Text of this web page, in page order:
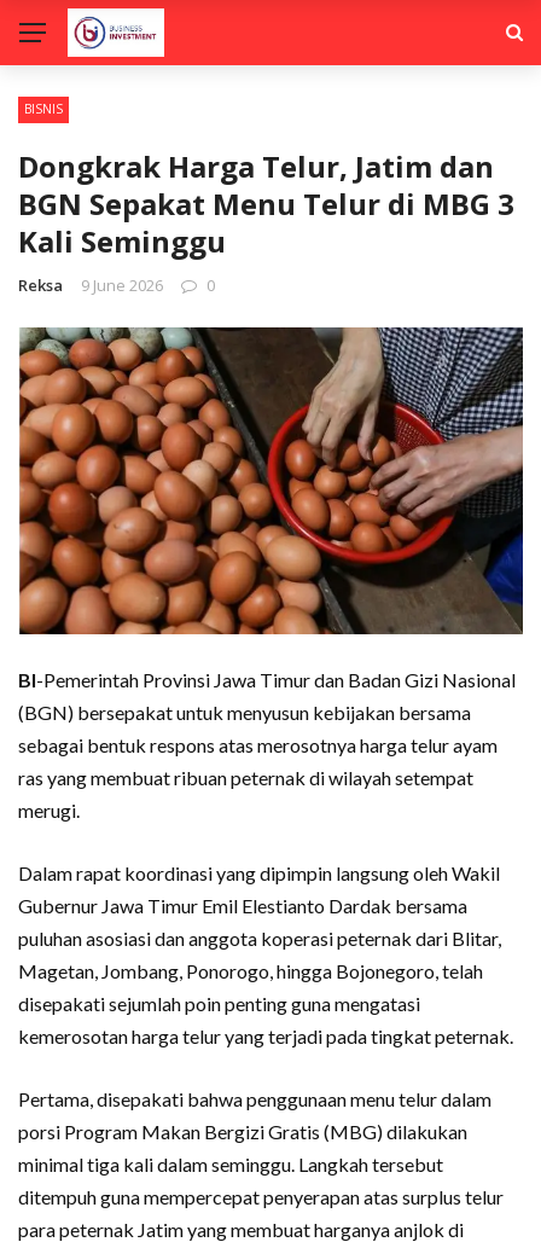
BISNIS
Dongkrak Harga Telur, Jatim dan
BGN Sepakat Menu Telur di MBG 3
Kali Seminggu
Reksa 9 June 2026 0
BI-Pemerintah Provinsi Jawa Timur dan Badan Gizi Nasional
(BGN) bersepakat untuk menyusun kebijakan bersama
sebagai bentuk respons atas merosotnya harga telur ayam
ras yang membuat ribuan peternak di wilayah setempat
merugi.
Dalam rapat koordinasi yang dipimpin langsung oleh Wakil
Gubernur Jawa Timur Emil Elestianto Dardak bersama
puluhan asosiasi dan anggota koperasi peternak dari Blitar,
Magetan, Jombang, Ponorogo, hingga Bojonegoro, telah
disepakati sejumlah poin penting guna mengatasi
kemerosotan harga telur yang terjadi pada tingkat peternak.
Pertama, disepakati bahwa penggunaan menu telur dalam
porsi Program Makan Bergizi Gratis (MBG) dilakukan
minimal tiga kali dalam seminggu. Langkah tersebut
ditempuh guna mempercepat penyerapan atas surplus telur
para peternak Jatim yang membuat harganya anjlok di